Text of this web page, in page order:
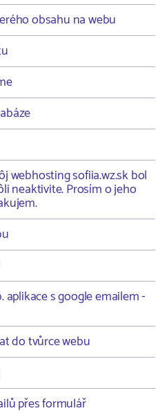
obsahu na webu
webhosting sofiia.wz.sk bol
neaktivite. Prosím o jeho
aplikace s google emailem -
do tvůrce webu
přes formulář